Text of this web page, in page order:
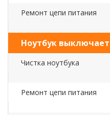
Ремонт цепи питания
Ноутбук
Чистка ноутбука
Ремонт цепи питания